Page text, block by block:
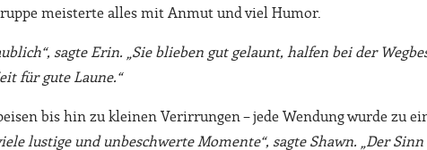
meisterte alles mit Anmut und viel Humor.
sagte Erin. „Sie blieben gut gelaunt, halfen bei der
für gute Laune.“
bis hin zu kleinen Verirrungen – jede Wendung wurde zu
viele lustige und unbeschwerte Momente“, sagte Shawn. „Der